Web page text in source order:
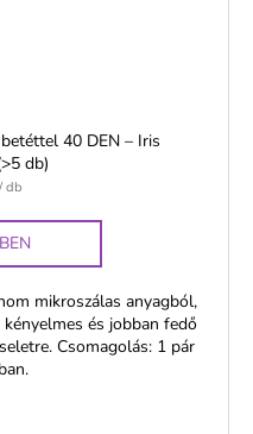
40 DEN – Iris
db)
/ db
mikroszálas anyagból,
és jobban fedő
Csomagolás: 1 pár